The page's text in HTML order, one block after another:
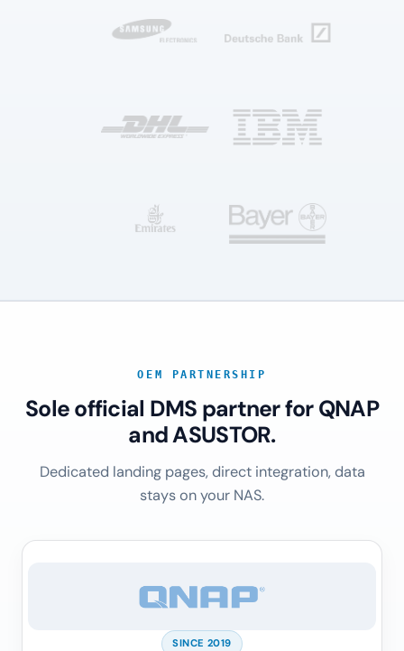
OEM PARTNERSHIP
Sole official DMS partner for QNAP
and ASUSTOR.
Dedicated landing pages, direct integration, data
stays on your NAS.
SINCE 2019